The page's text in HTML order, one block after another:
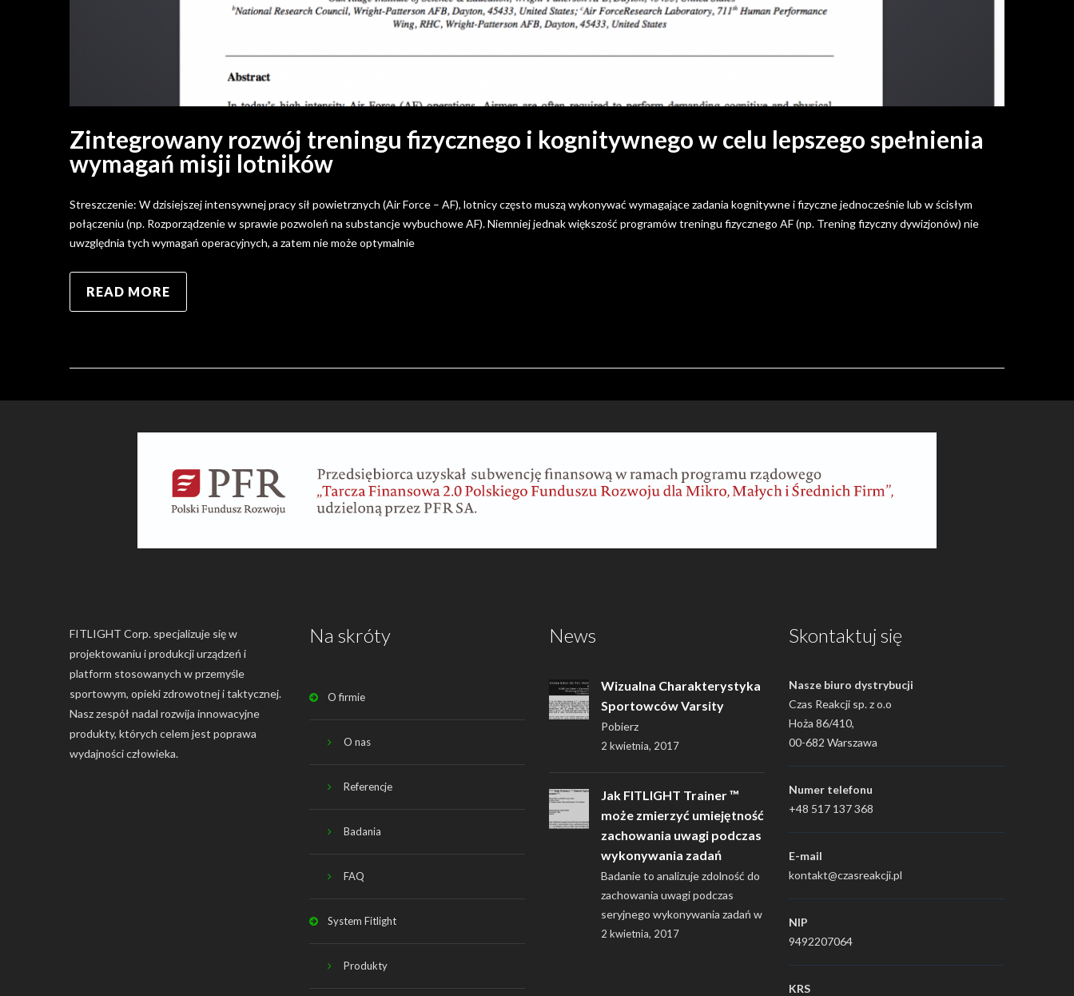
Zintegrowany rozwój treningu fizycznego i kognitywnego w celu lepszego spełnienia
wymagań misji lotników
Streszczenie: W dzisiejszej intensywnej pracy sił powietrznych (Air Force – AF), lotnicy często muszą wykonywać wymagające zadania kognitywne i fizyczne jednocześnie lub w ścisłym
połączeniu (np. Rozporządzenie w sprawie pozwoleń na substancje wybuchowe AF). Niemniej jednak większość programów treningu fizycznego AF (np. Trening fizyczny dywizjonów) nie
uwzględnia tych wymagań operacyjnych, a zatem nie może optymalnie
READ MORE
FITLIGHT Corp. specjalizuje się w
projektowaniu i produkcji urządzeń i
platform stosowanych w przemyśle
sportowym, opieki zdrowotnej i taktycznej.
Nasz zespół nadal rozwija innowacyjne
produkty, których celem jest poprawa
wydajności człowieka.
Na skróty
O firmie
O nas
Referencje
Badania
FAQ
System Fitlight
Produkty
News
Wizualna Charakterystyka
Sportowców Varsity
Pobierz
2 kwietnia, 2017
Jak FITLIGHT Trainer ™
może zmierzyć umiejętność
zachowania uwagi podczas
wykonywania zadań
Badanie to analizuje zdolność do
zachowania uwagi podczas
seryjnego wykonywania zadań w
2 kwietnia, 2017
Skontaktuj się
Nasze biuro dystrybucji
Czas Reakcji sp. z o.o
Hoża 86/410,
00-682 Warszawa
Numer telefonu
+48 517 137 368
E-mail
kontakt@czasreakcji.pl
NIP
9492207064
KRS